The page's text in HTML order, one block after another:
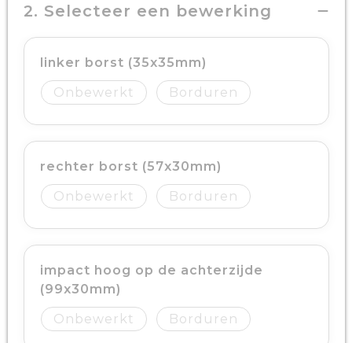
2. Selecteer een bewerking
linker borst (35x35mm)
Onbewerkt
Borduren
rechter borst (57x30mm)
Onbewerkt
Borduren
impact hoog op de achterzijde
(99x30mm)
Onbewerkt
Borduren